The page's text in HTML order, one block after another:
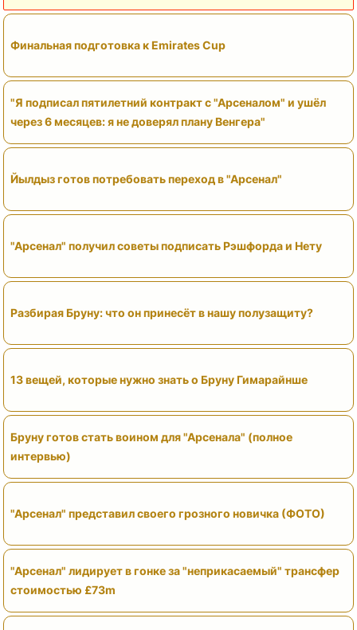
Финальная подготовка к Emirates Cup
"Я подписал пятилетний контракт с "Арсеналом" и ушёл
через 6 месяцев: я не доверял плану Венгера"
Йылдыз готов потребовать переход в "Арсенал"
"Арсенал" получил советы подписать Рэшфорда и Нету
Разбирая Бруну: что он принесёт в нашу полузащиту?
13 вещей, которые нужно знать о Бруну Гимарайнше
Бруну готов стать воином для "Арсенала" (полное
интервью)
"Арсенал" представил своего грозного новичка (ФОТО)
"Арсенал" лидирует в гонке за "неприкасаемый" трансфер
стоимостью £73m